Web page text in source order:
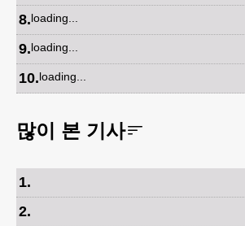
8.loading...
9.loading...
10.loading...
많이 본 기사
1.
2.